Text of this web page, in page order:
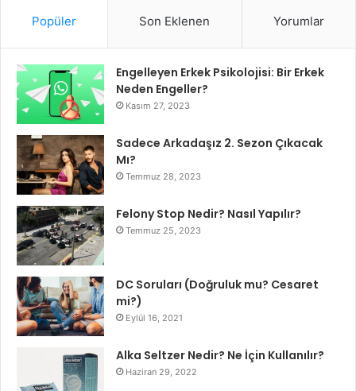
Popüler Son Eklenen Yorumlar
Engelleyen Erkek Psikolojisi: Bir Erkek
Neden Engeller?
Kasım 27, 2023
Sadece Arkadaşız 2. Sezon Çıkacak
Mı?
Temmuz 28, 2023
Felony Stop Nedir? Nasıl Yapılır?
Temmuz 25, 2023
DC Soruları (Doğruluk mu? Cesaret
mi?)
Eylül 16, 2021
Alka Seltzer Nedir? Ne İçin Kullanılır?
Haziran 29, 2022